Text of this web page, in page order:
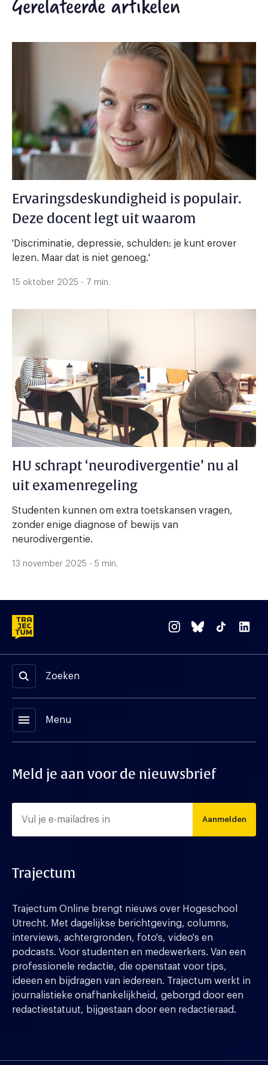
Ervaringsdeskundigheid is populair.
Deze docent legt uit waarom
'Discriminatie, depressie, schulden: je kunt erover
lezen. Maar dat is niet genoeg.'
15 oktober 2025 - 7 min.
HU schrapt ‘neurodivergentie’ nu al
uit examenregeling
Studenten kunnen om extra toetskansen vragen,
zonder enige diagnose of bewijs van
neurodivergentie.
13 november 2025 - 5 min.
Zoeken
menu Menu
Meld je aan voor de nieuwsbrief
Aanmelden
Trajectum
Trajectum Online brengt nieuws over Hogeschool
Utrecht. Met dagelijkse berichtgeving, columns,
interviews, achtergronden, foto's, video's en
podcasts. Voor studenten en medewerkers. Van een
professionele redactie, die openstaat voor tips,
ideeen en bijdragen van iedereen. Trajectum werkt in
journalistieke onafhankelijkheid, geborgd door een
redactiestatuut, bijgestaan door een redactieraad.